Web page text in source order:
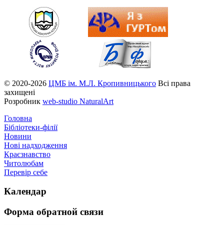
© 2020-2026 ЦМБ ім. М.Л. Кропивницького Всі права
захищені
Розробник web-studio NaturalArt
Головна
Бібліотеки-філії
Новини
Нові надходження
Краєзнавство
Читолюбам
Перевір себе
Календар
Форма обратной связи